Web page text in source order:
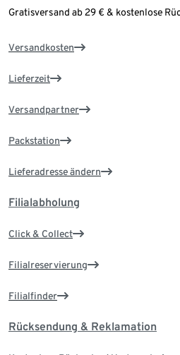
Gratisversand ab 29 € & kostenlose
Versandkosten
Lieferzeit
Versandpartner
Packstation
Lieferadresse ändern
Filialabholung
Click & Collect
Filialreservierung
Filialfinder
Rücksendung & Reklamation